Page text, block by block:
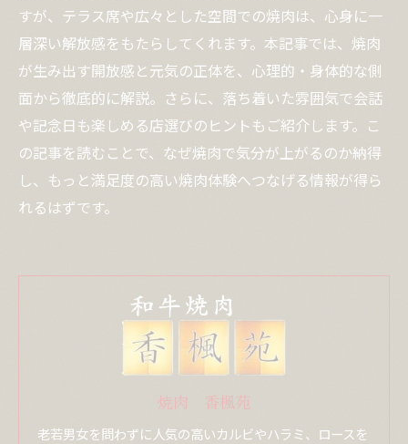
すが、テラス席や広々とした空間での焼肉は、心身に一
層深い解放感をもたらしてくれます。本記事では、焼肉
が生み出す開放感と元気の正体を、心理的・身体的な側
面から徹底的に解説。さらに、落ち着いた雰囲気で会話
や記念日も楽しめる店選びのヒントもご紹介します。こ
の記事を読むことで、なぜ焼肉で気分が上がるのか納得
し、もっと満足度の高い焼肉体験へつなげる情報が得ら
れるはずです。
焼肉 香楓苑
老若男女を問わずに人気の高いカルビやハラミ、ロースを